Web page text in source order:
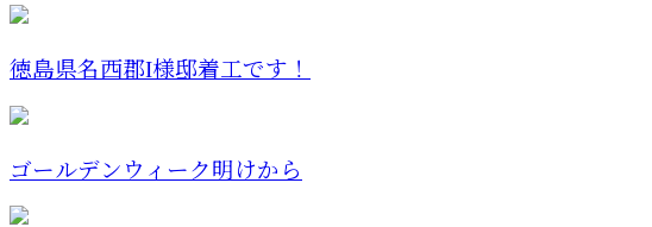
徳島県名西郡I様邸着工です！
ゴールデンウィーク明けから